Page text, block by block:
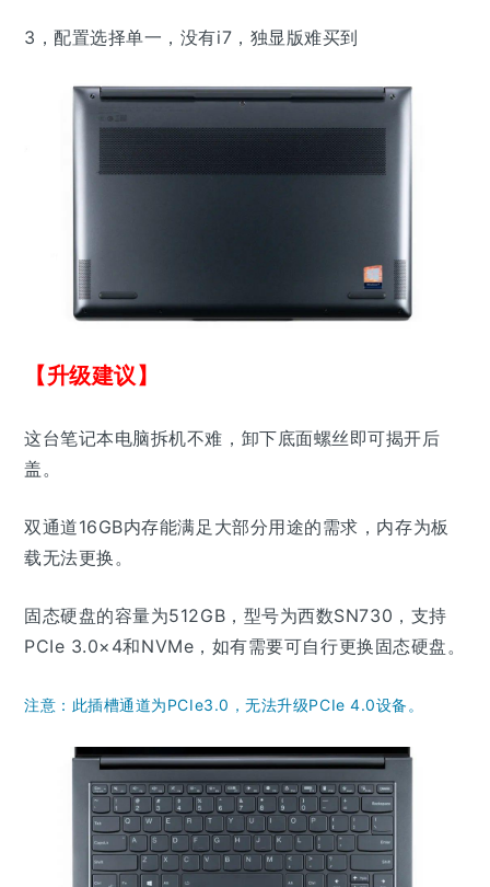
3，配置选择单一，没有i7，独显版难买到
【升级建议】
这台笔记本电脑拆机不难，卸下底面螺丝即可揭开后
盖。
双通道16GB内存能满足大部分用途的需求，内存为板
载无法更换。
固态硬盘的容量为512GB，型号为西数SN730，支持
PCIe 3.0×4和NVMe，如有需要可自行更换固态硬盘。
注意：此插槽通道为PCIe3.0，无法升级PCIe 4.0设备。